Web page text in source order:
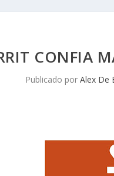
CONFIA
Publicado porAlex De